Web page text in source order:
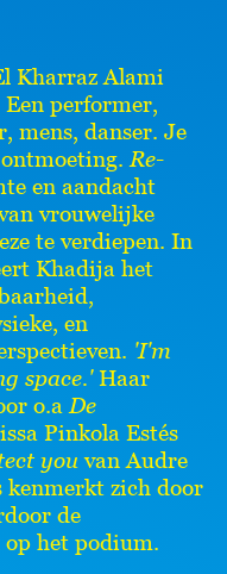
Kharraz Alami
performer,
mens, danser. Je
ontmoeting.Re-
en aandacht
vrouwelijke
te verdiepen. In
Khadija het
en
'I'm
space.'Haar
o.aDe
Pinkola Estés
youvan Audre
kenmerkt zich door
de
het podium.